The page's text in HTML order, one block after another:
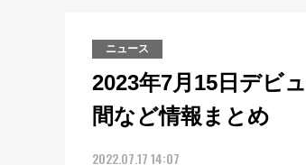
ニュース
2023年7月15日デビ
間など情報まとめ
2022.07.17 14:07